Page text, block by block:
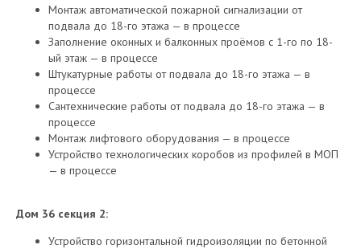
Монтаж автоматической пожарной сигнализации от
подвала до 18-го этажа — в процессе
Заполнение оконных и балконных проёмов с 1-го по 18-
ый этаж — в процессе
Штукатурные работы от подвала до 18-го этажа — в
процессе
Сантехнические работы от подвала до 18-го этажа — в
процессе
Монтаж лифтового оборудования — в процессе
Устройство технологических коробов из профилей в МОП
— в процессе
Дом 36 секция 2:
Устройство горизонтальной гидроизоляции по бетонной